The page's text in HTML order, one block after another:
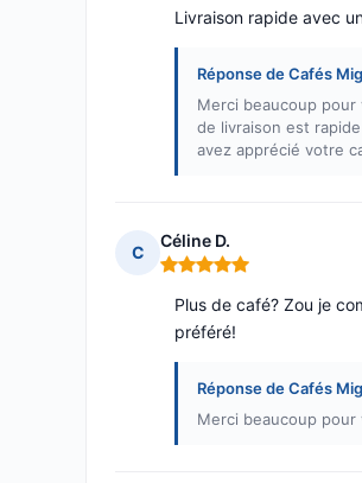
Livraison rapide avec
Réponse de Cafés
Merci beaucoup
de livraison est
avez apprécié votre
C
Céline D.
Note : 5 sur 5
Plus de café? Zou je
préféré!
Réponse de Cafés
Merci beaucoup